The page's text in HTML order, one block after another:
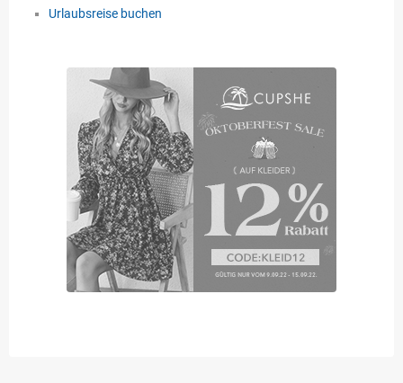
Urlaubsreise buchen